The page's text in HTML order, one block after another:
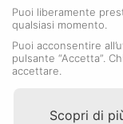
Puoi liberamente
qualsiasi momento.
Puoi acconsentire
pulsante “Accetta”.
accettare.
Scopri di